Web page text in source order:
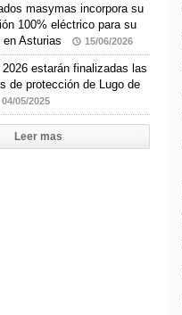
masymas incorpora su
100% eléctrico para su
Asturias
15/06/2026
2026 estarán finalizadas las
de protección de Lugo de
04/05/2025
Leer mas